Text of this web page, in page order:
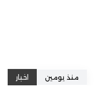
منذ يومين اخبار